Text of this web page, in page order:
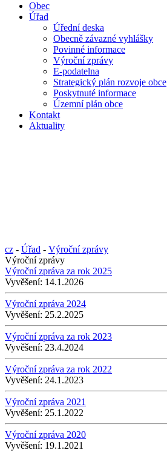
Obec
Úřad
Úřední deska
Obecně závazné vyhlášky
Povinné informace
Výroční zprávy
E-podatelna
Strategický plán rozvoje obce
Poskytnuté informace
Územní plán obce
Kontakt
Aktuality
cz - Úřad - Výroční zprávy
Výroční zprávy
Výroční zpráva za rok 2025
Vyvěšení: 14.1.2026
Výroční zpráva 2024
Vyvěšení: 25.2.2025
Výroční zpráva za rok 2023
Vyvěšení: 23.4.2024
Výroční zpráva za rok 2022
Vyvěšení: 24.1.2023
Výroční zpráva 2021
Vyvěšení: 25.1.2022
Výroční zpráva 2020
Vyvěšení: 19.1.2021